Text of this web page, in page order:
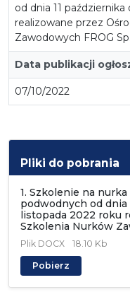
od dnia 11
realizowane przez
Zawodowych FROG
Data publikacji
07/10/2022
Pliki do pobrania
1. Szkolenie na
podwodnych od dnia
listopada 2022 roku
Szkolenia Nurków
Plik DOCX 18.10 Kb
Pobierz